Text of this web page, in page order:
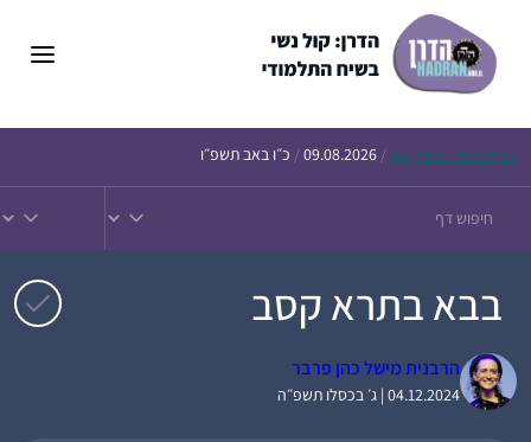
הדף היומי – חולין קא/
09.08.2026
/ כ״ו באב תשפ״ו
בבא בתרא קסב
הרבנית מישל כהן פרבר
04.12.2024 | ג׳ בכסלו תשפ״ה